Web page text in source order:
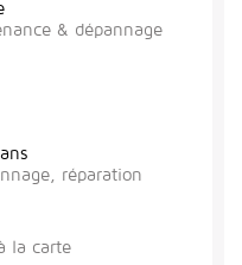
& dépannage
réparation
la carte